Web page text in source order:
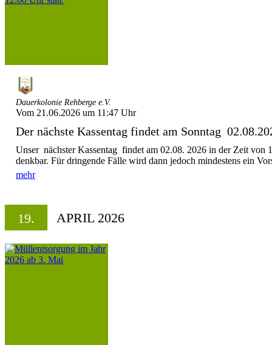
Dauerkolonie Rehberge e.V.
Vom 21.06.2026 um 11:47 Uhr
Der nächste Kassentag findet am Sonntag
Unser nächster Kassentag findet am 02.08. 2026 in der Zeit von
denkbar. Für dringende Fälle wird dann jedoch mindestens ein
mehr
19. APRIL 2026